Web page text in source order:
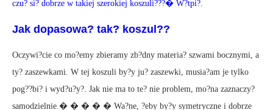
czu? si? dobrze w takiej szerokiej koszuli???� W?tpi?.
Jak dopasowa? tak? koszul??
Oczywi?cie co mo?emy zbieramy zb?dny materia? szwami bocznymi, a
ty? zaszewkami. W tej koszuli by?y ju? zaszewki, musia?am je tylko
pog??bi? i wyd?u?y?. Jak nie ma to te? nie problem, mo?na zaznaczy?
samodzielnie.� � � � � Wa?ne, ?eby by?y symetryczne i dobrze